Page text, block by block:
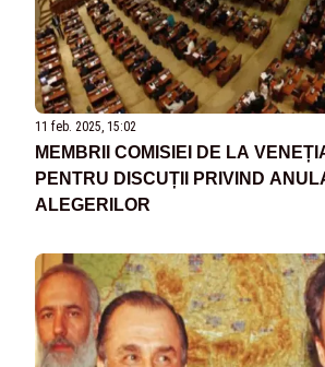
11 feb. 2025, 15:02
MEMBRII COMISIEI DE LA
PENTRU DISCUȚII PRIVIND
ALEGERILOR